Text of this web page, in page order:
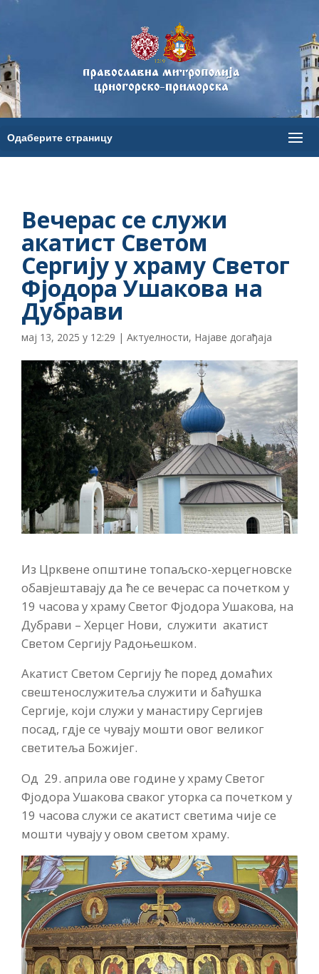
Вечерас се служи
акатист Светом
Сергију у храму Светог
Фјодора Ушакова на
Дубрави
мај 13, 2025 у 12:29 | Актуелности, Најаве догађаја
Из Црквене општине топаљско-херцегновске
обавјештавају да ће се вечерас са почетком у
19 часова у храму Светог Фјодора Ушакова, на
Дубрави – Херцег Нови, служити акатист
Светом Сергију Радоњешком.
Акатист Светом Сергију ће поред домаћих
свештенослужитеља служити и баћушка
Сергије, који служи у манастиру Сергијев
посад, гдје се чувају мошти овог великог
светитеља Божијег.
Од 29. априла ове године у храму Светог
Фјодора Ушакова сваког уторка са почетком у
19 часова служи се акатист светима чије се
мошти чувају у овом светом храму.